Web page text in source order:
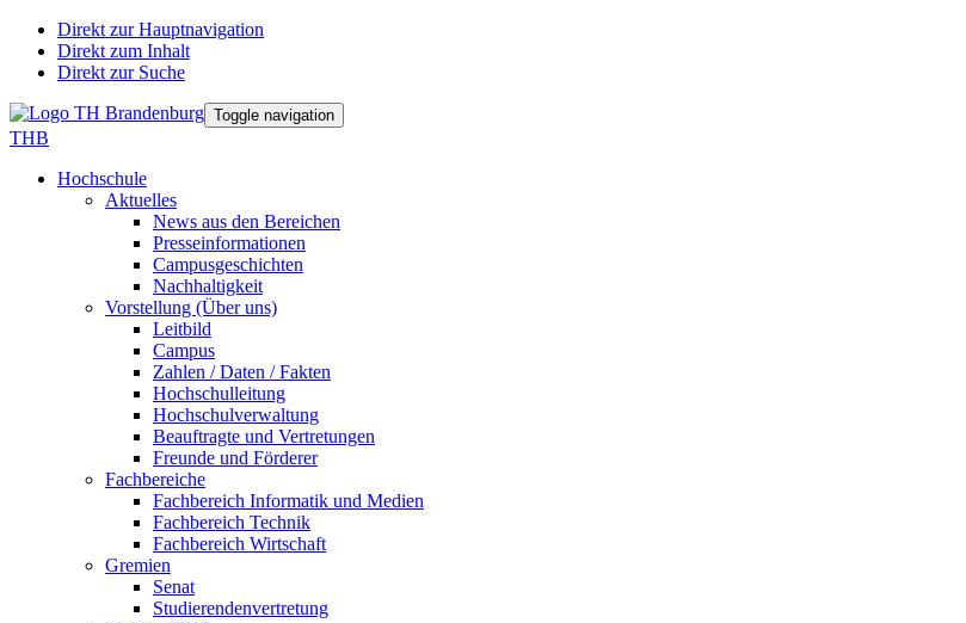
Direkt zur Hauptnavigation
Direkt zum Inhalt
Direkt zur Suche
Toggle navigation
THB
Hochschule
Aktuelles
News aus den Bereichen
Presseinformationen
Campusgeschichten
Nachhaltigkeit
Vorstellung (Über uns)
Leitbild
Campus
Zahlen / Daten / Fakten
Hochschulleitung
Hochschulverwaltung
Beauftragte und Vertretungen
Freunde und Förderer
Fachbereiche
Fachbereich Informatik und Medien
Fachbereich Technik
Fachbereich Wirtschaft
Gremien
Senat
Studierendenvertretung